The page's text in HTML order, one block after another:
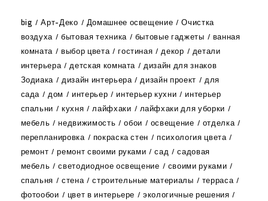
big Арт-Деко Домашнее освещение
Очистка
воздуха
бытовая техника бытовые гаджеты
ванная
комната
выбор цвета гостиная декор
детали
интерьера
детская комната
дизайн для знаков
Зодиака
дизайн интерьера дизайн проект
для
сада
дом интерьер интерьер кухни
интерьер
спальни
кухня лайфхаки
лайфхаки для уборки
мебель
недвижимость обои освещение
отделка
перепланировка
покраска стен
психология цвета
ремонт
ремонт своими руками сад
садовая
мебель
светодиодное освещение
своими руками
спальня
стена строительные материалы
терраса
фотообои
цвет в интерьере
экологичные решения